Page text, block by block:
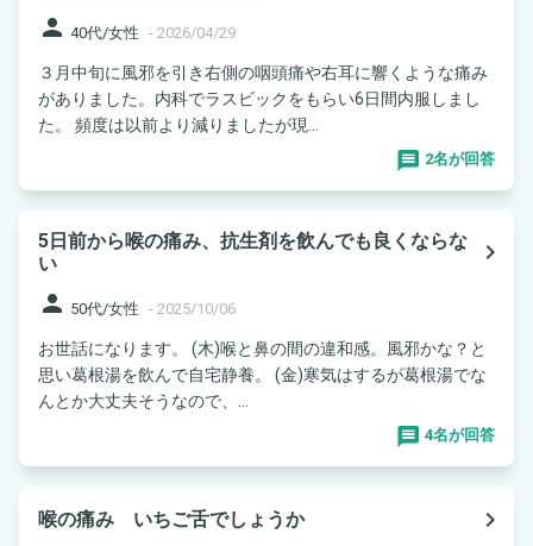
person 40代/女性 - 2026/04/29
３月中旬に風邪を引き右側の咽頭痛や右耳に響くような痛み
がありました。内科でラスビックをもらい6日間内服しまし
た。 頻度は以前より減りましたが現...
2名が回答
5日前から喉の痛み、抗生剤を飲んでも良くならな
い
navigate_next
person 50代/女性 - 2025/10/06
お世話になります。 (木)喉と鼻の間の違和感。風邪かな？と
思い葛根湯を飲んで自宅静養。 (金)寒気はするが葛根湯でな
んとか大丈夫そうなので、...
4名が回答
喉の痛み いちご舌でしょうか
navigate_next